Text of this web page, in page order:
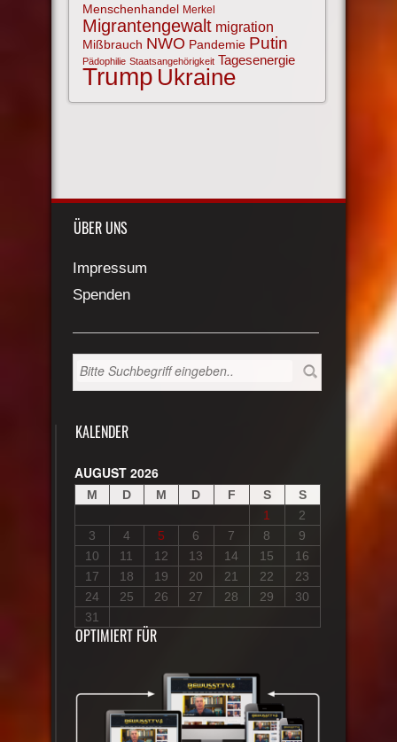
Menschenhandel Merkel
Migrantengewalt migration
Mißbrauch NWO Pandemie Putin
Pädophilie Staatsangehörigkeit Tagesenergie
Trump Ukraine
ÜBER UNS
Impressum
Spenden
KALENDER
AUGUST 2026
M D M D F S
S
1
2
3
4 5 6 7 8
9
10
11 12 13 14 15
16
17
18 19 20 21 22
23
24
25 26 27 28 29
30
31
OPTIMIERT FÜR